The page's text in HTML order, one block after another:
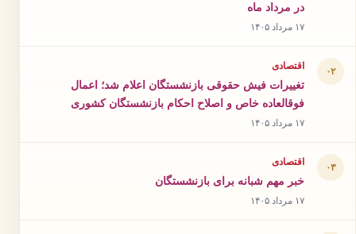
در مرداد ماه
۱۷ مرداد ۱۴۰۵
۰۲ اقتصادی
تغییرات فیش حقوقی بازنشستگان اعلام شد؛ اعمال
فوقالعاده خاص و اصلاح احکام بازنشستگان کشوری
۱۷ مرداد ۱۴۰۵
۰۳ اقتصادی
خبر مهم شبانه برای بازنشستگان
۱۷ مرداد ۱۴۰۵